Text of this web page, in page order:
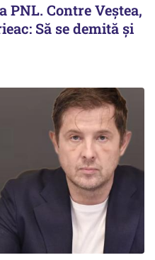
PNL. Contre Veștea,
Să se demită și